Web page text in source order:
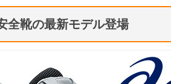
全靴の最新モデル登場